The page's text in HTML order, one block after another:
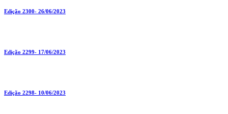
Edição 2300- 26/06/2023
Edição 2299- 17/06/2023
Edição 2298- 10/06/2023